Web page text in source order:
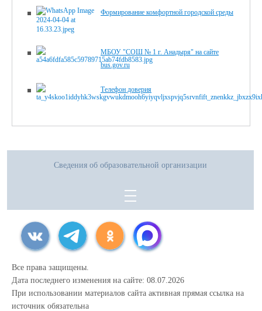
Формирование комфортной городской среды
МБОУ "СОШ № 1 г. Анадыря" на сайте
bus.gov.ru
Телефон доверия
Сведения об образовательной организации
Все права защищены.
Дата последнего изменения на сайте: 08.07.2026
При использовании материалов сайта активная прямая ссылка на
источник обязательна